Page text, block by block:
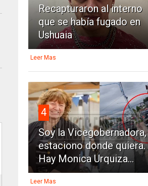
Recapturaron al interno
que se había fugado en
Ushuaia
Leer Mas
4
Soy la Vicegobernadora,
estaciono donde quiera.
Hay Monica Urquiza...
Leer Mas